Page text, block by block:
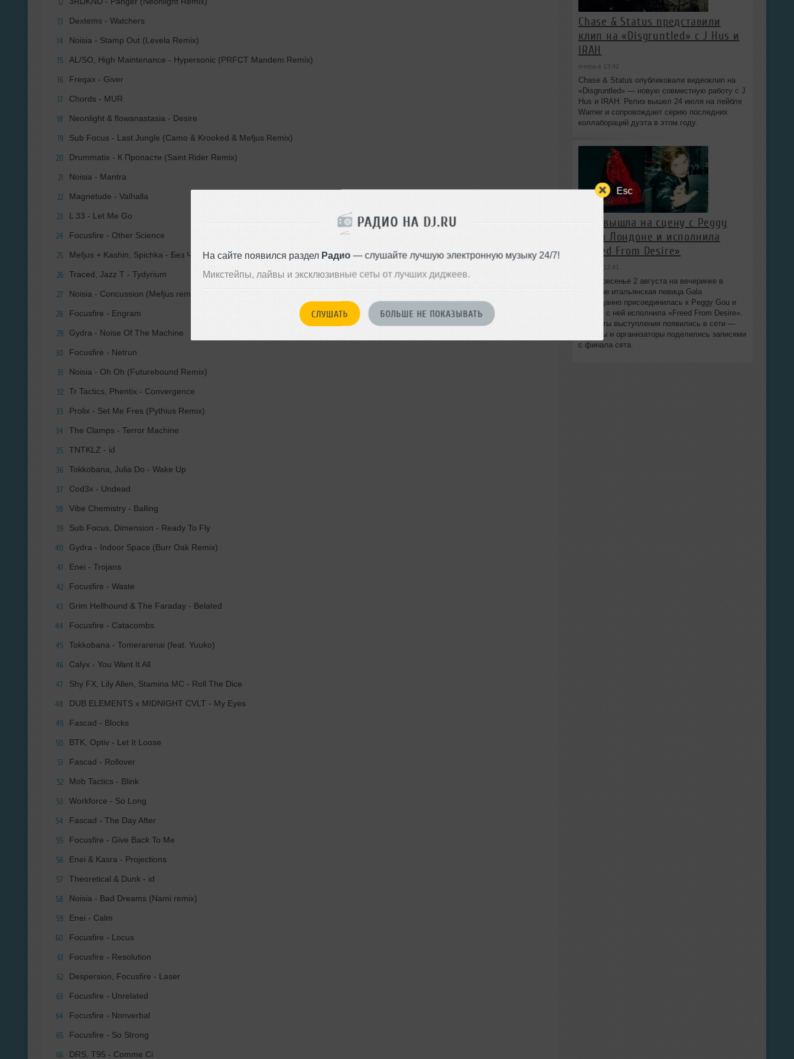
Esc
РАДИО НА DJ.RU
На сайте появился раздел Радио — слушайте лучшую электронную музыку 24/7!
Микстейпы, лайвы и эксклюзивные сеты от лучших диджеев.
СЛУШАТЬ БОЛЬШЕ НЕ ПОКАЗЫВАТЬ
12
13 Dextems - Watchers
14 Noisia - Stamp Out (Levela Remix)
15 AL/SO, High Maintenance - Hypersonic (PRFCT Mandem Remix)
16 Freqax - Giver
17 Chords - MUR
18 Neonlight & flowanastasia - Desire
19 Sub Focus - Last Jungle (Camo & Krooked & Mefjus Remix)
20 Drummatix - К Пропасти (Saint Rider Remix)
21 Noisia - Mantra
22 Magnetude - Valhalla
23 L 33 - Let Me Go
24 Focusfire - Other Science
25 Mefjus + Kashin, Spichka - Без Чувств
26 Traced, Jazz T - Tydyrium
27 Noisia - Concussion (Mefjus remix)
28 Focusfire - Engram
29 Gydra - Noise Of The Machine
30 Focusfire - Netrun
31 Noisia - Oh Oh (Futurebound Remix)
32 Tr Tactics, Phentix - Convergence
33 Prolix - Set Me Fres (Pythius Remix)
34 The Clamps - Terror Machine
35 TNTKLZ - id
36 Tokkobana, Julia Do - Wake Up
37 Cod3x - Undead
38 Vibe Chemistry - Balling
39 Sub Focus, Dimension - Ready To Fly
40 Gydra - Indoor Space (Burr Oak Remix)
41 Enei - Trojans
42 Focusfire - Waste
43 Grim Hellhound & The Faraday - Belated
44 Focusfire - Catacombs
45 Tokkobana - Tomerarenai (feat. Yuuko)
46 Calyx - You Want It All
47 Shy FX, Lily Allen, Stamina MC - Roll The Dice
48 DUB ELEMENTS x MIDNIGHT CVLT - My Eyes
49 Fascad - Blocks
50 BTK, Optiv - Let It Loose
51 Fascad - Rollover
52 Mob Tactics - Blink
53 Workforce - So Long
54 Fascad - The Day After
55 Focusfire - Give Back To Me
56 Enei & Kasra - Projections
57 Theoretical & Dunk - id
58 Noisia - Bad Dreams (Nami remix)
59 Enei - Calm
60 Focusfire - Locus
61 Focusfire - Resolution
62 Despersion, Focusfire - Laser
63 Focusfire - Unrelated
64 Focusfire - Nonverbal
65 Focusfire - So Strong
66 DRS, T95 - Comme Ci
Chase & Status представили
клип на «Disgruntled» с J Hus и
IRAH
вчера в 13:42
Chase & Status опубликовали видеоклип на
«Disgruntled» — новую совместную работу с J
Hus и IRAH. Релиз вышел 24 июля на лейбле
Warner и сопровождает серию последних
коллабораций дуэта в этом году.
Gala вышла на сцену с Peggy
Gou в Лондоне и исполнила
«Freed From Desire»
вчера в 12:41
В воскресенье 2 августа на вечеринке в
Лондоне итальянская певица Gala
неожиданно присоединилась к Peggy Gou и
вместе с ней исполнила «Freed From Desire».
Моменты выступления появились в сети —
артисты и организаторы поделились записями
с финала сета.